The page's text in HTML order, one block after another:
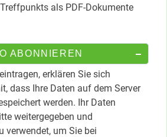
als PDF-Dokumente
ABONNIEREN
erklären Sie sich
dass Ihre Daten auf dem Server
werden. Ihr Daten
weitergegeben und
verwendet, um Sie bei